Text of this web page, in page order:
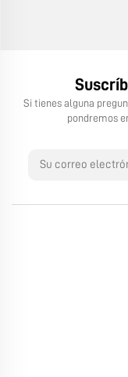
Si tienes alguna
pondremos